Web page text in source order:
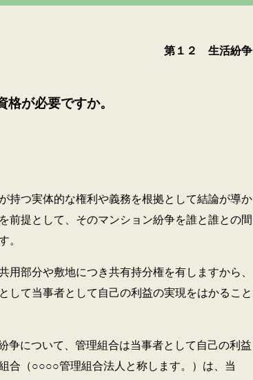
第１２ 生活紛争
が必要ですか。
つ実体的な権利や義務を根拠として結論が導か
前提として、そのマンション紛争を誰と誰との間
。
部分や敷地につき共有持分権を有しますから、
して当事者として自己の利益の実現をはかること
争について、管理組合は当事者として自己の利益
合（○○○○管理組合法人と称します。）は、当